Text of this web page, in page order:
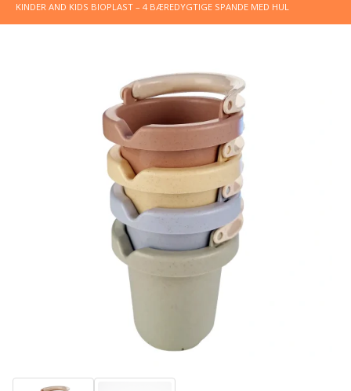
KINDER AND KIDS BIOPLAST – 4 BÆREDYGTIGE SPANDE MED HUL